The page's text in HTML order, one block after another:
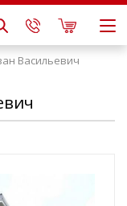
Васильевич